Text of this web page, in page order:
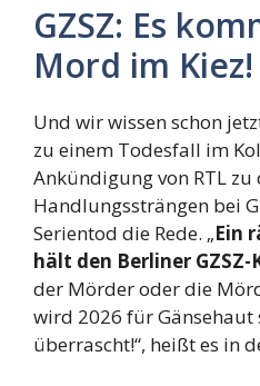
GZSZ: Es
Mord im Kiez!
Und wir wissen schon
zu einem Todesfall im
Ankündigung von RTL zu
Handlungssträngen bei
Serientod die Rede. „Ein
hält den Berliner GZSZ-
der Mörder oder die
wird 2026 für Gänsehaut
überrascht!“, heißt es in